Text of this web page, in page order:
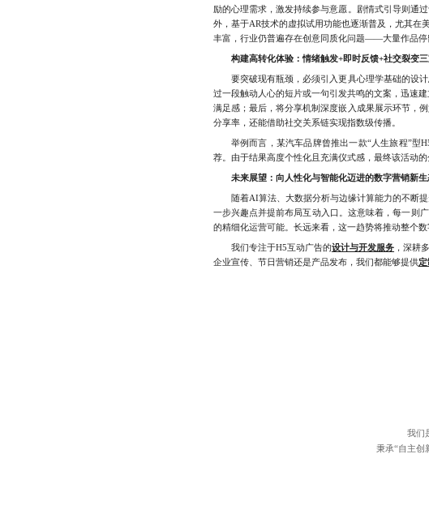
励的心理需求，激发持续参与意愿。剧情式引导则通
外，基于AR技术的虚拟试用功能也逐渐普及，尤其在
丰富，行业仍普遍存在创意同质化问题——大量作品停
构建高转化体验：情绪触发+即时反馈+社交裂变三
要突破现有瓶颈，必须引入更具心理学基础的设计
过一段触动人心的短片或一句引发共鸣的文案，迅速
满足感；最后，将分享机制深度嵌入成果展示环节，
分享率，还能借助社交关系链实现指数级传播。
举例而言，某汽车品牌曾推出一款“人生旅程”型
荐。由于结果高度个性化且充满仪式感，最终该活动
未来展望：向人性化与智能化迈进的数字营销新生
随着AI算法、大数据分析与边缘计算能力的不断提
一步兴趣点并提前布局互动入口。这意味着，每一则
的精细化运营可能。长远来看，这一趋势将推动整个
我们专注于H5互动广告的设计与开发服务 ，深耕
企业宣传、节日营销还是产品发布，我们都能够提供定
我们
秉承“自主创